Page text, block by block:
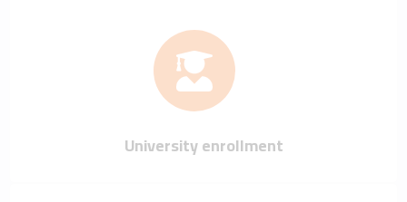
University enrollment